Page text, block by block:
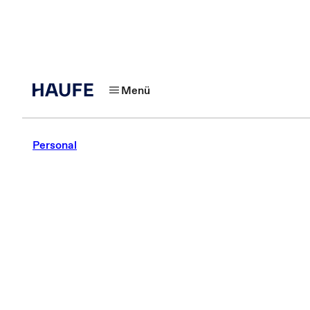
Menü
Personal